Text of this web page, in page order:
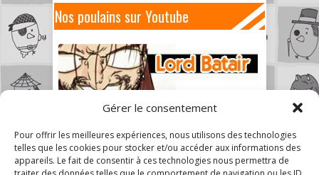
Gérer le consentement
Pour offrir les meilleures expériences, nous utilisons des technologies
telles que les cookies pour stocker et/ou accéder aux informations des
appareils. Le fait de consentir à ces technologies nous permettra de
Nos poulains sur Youtube